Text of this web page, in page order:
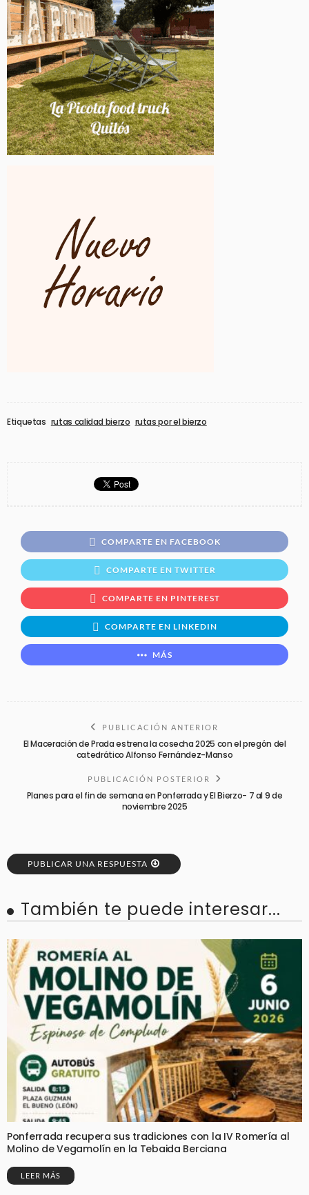
Etiquetas rutas calidad bierzo rutas por el bierzo
COMPARTE EN FACEBOOK
COMPARTE EN TWITTER
COMPARTE EN PINTEREST
COMPARTE EN LINKEDIN
MÁS
PUBLICACIÓN ANTERIOR
El Maceración de Prada estrena la cosecha 2025 con el pregón del
catedrático Alfonso Fernández-Manso
PUBLICACIÓN POSTERIOR
Planes para el fin de semana en Ponferrada y El Bierzo- 7 al 9 de
noviembre 2025
PUBLICAR UNA RESPUESTA
También te puede interesar...
Ponferrada recupera sus tradiciones con la IV Romería al
Molino de Vegamolín en la Tebaida Berciana
LEER MÁS